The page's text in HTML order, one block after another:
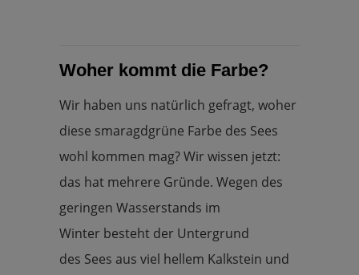
Woher kommt die Farbe?
Wir haben uns natürlich gefragt, woher
diese smaragdgrüne Farbe des Sees
wohl kommen mag? Wir wissen jetzt:
das hat mehrere Gründe. Wegen des
geringen Wasserstands im
Winter besteht der Untergrund
des Sees aus viel hellem Kalkstein und